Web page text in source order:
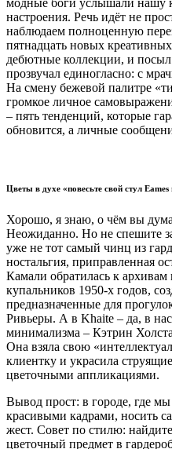
настроения. Речь идёт не
наблюдаем полноценную
пятнадцать новых
дебютные коллекции, и
прозвучал единогласно: с
На смену бежевой палитре
громкое личное
– пять тенденций, которые
обновится, а личные
Цветы в духе «повесьте свой стул Eames
Хорошо, я знаю, о чём вы
Неожиданно. Но не спешите
уже не тот самый чинц из
ностальгия, приправленная
Камали обратилась к
купальников 1950-х годов,
предназначенные для
Ривьеры. А в Khaite – да, в
минимализма – Кэтрин
Она взяла свою
клиентку и украсила
цветочными аппликациями.
Вывод прост: в городе, где
красивыми кадрами, носить
жест. Совет по стилю:
цветочный предмет в